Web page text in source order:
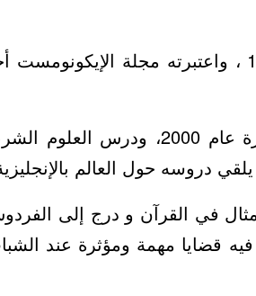
معز مسعود من مواليد 27 فبراير 1978 ، واعتبرته
تخرج من الجامعة الأميركية في القاهرة عام
دروسه حول العالم
في القرآن و درج إلى
قضايا مهمة ومؤثرة عند